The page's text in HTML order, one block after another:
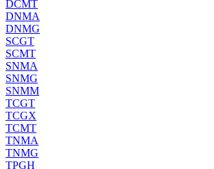
DCMT
DNMA
DNMG
SCGT
SCMT
SNMA
SNMG
SNMM
TCGT
TCGX
TCMT
TNMA
TNMG
TPGH